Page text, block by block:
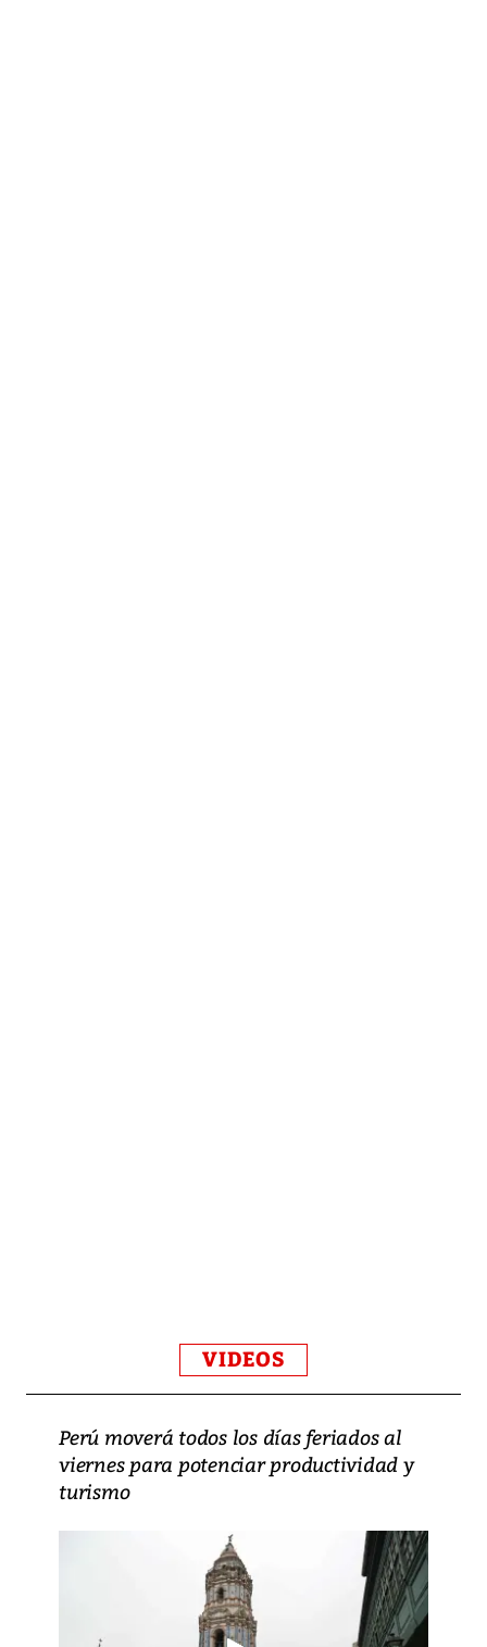
VIDEOS
Perú moverá todos los días feriados al
viernes para potenciar productividad y
turismo